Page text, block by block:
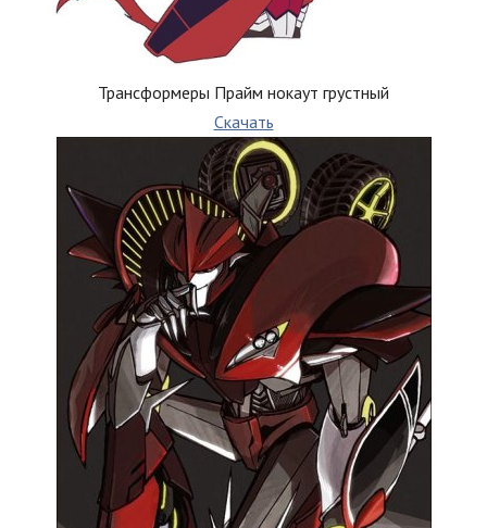
Трансформеры Прайм нокаут грустный
Скачать